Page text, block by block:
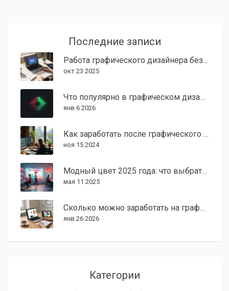
Последние записи
Работа графического дизайнера без опыта: как быстро найти
окт 23 2025
Что популярно в графическом дизайне в 2024 году: реальные тренды, которые работают
янв 6 2026
Как заработать после графического дизайна: пути и возможности
ноя 15 2024
Модный цвет 2025 года: что выбрать графическому дизайнеру
мая 11 2025
Сколько можно заработать на графическом дизайне в 2026 году: реальные цифры и пути дохода
янв 26 2026
Категории